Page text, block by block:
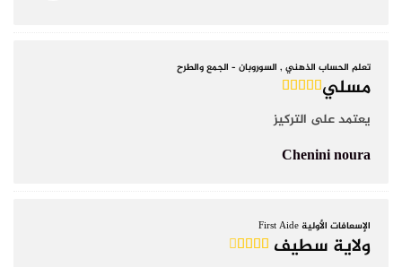
تعلم الحساب الذهني , السوروبان – الجمع والطرح
مسلي
يعتمد على التركيز
Chenini noura
الإسعافات الأولية First Aide
ولاية سطيف